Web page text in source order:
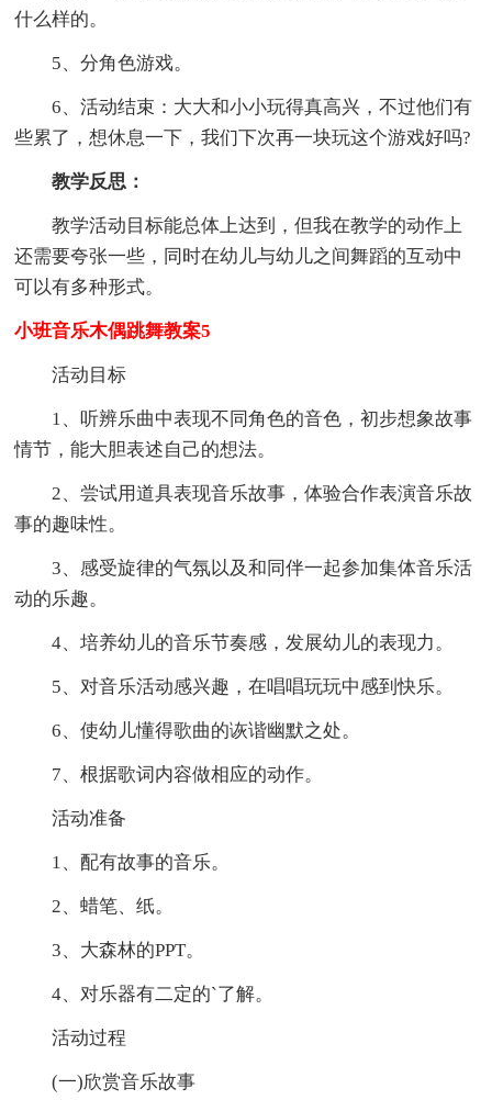
什么样的。
5、分角色游戏。
6、活动结束：大大和小小玩得真高兴，不过他们有
些累了，想休息一下，我们下次再一块玩这个游戏好吗?
教学反思：
教学活动目标能总体上达到，但我在教学的动作上
还需要夸张一些，同时在幼儿与幼儿之间舞蹈的互动中
可以有多种形式。
小班音乐木偶跳舞教案5
活动目标
1、听辨乐曲中表现不同角色的音色，初步想象故事
情节，能大胆表述自己的想法。
2、尝试用道具表现音乐故事，体验合作表演音乐故
事的趣味性。
3、感受旋律的气氛以及和同伴一起参加集体音乐活
动的乐趣。
4、培养幼儿的音乐节奏感，发展幼儿的表现力。
5、对音乐活动感兴趣，在唱唱玩玩中感到快乐。
6、使幼儿懂得歌曲的诙谐幽默之处。
7、根据歌词内容做相应的动作。
活动准备
1、配有故事的音乐。
2、蜡笔、纸。
3、大森林的PPT。
4、对乐器有二定的`了解。
活动过程
(一)欣赏音乐故事